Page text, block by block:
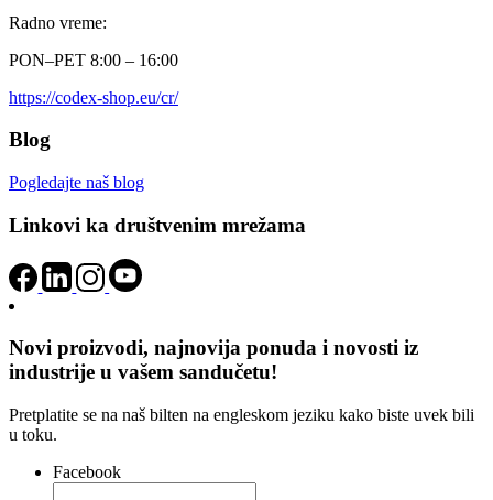
Radno vreme:
PON–PET 8:00 – 16:00
https://codex-shop.eu/cr/
Blog
Pogledajte naš blog
Linkovi ka društvenim mrežama
Novi proizvodi, najnovija ponuda i novosti iz
industrije u vašem sandučetu!
Pretplatite se na naš bilten na engleskom jeziku kako biste uvek bili
u toku.
Facebook